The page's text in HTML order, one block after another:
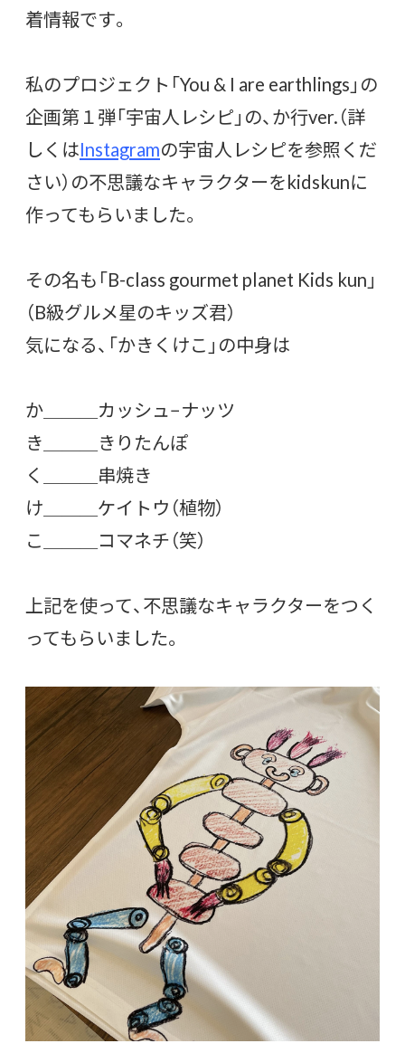
着情報です。
私のプロジェクト「You & I are earthlings」の
企画第１弾「宇宙人レシピ」の、か行ver.（詳
しくはInstagramの宇宙人レシピを参照くだ
さい）の不思議なキャラクターをkidskunに
作ってもらいました。
その名も「B-class gourmet planet Kids kun」
（B級グルメ星のキッズ君）
気になる、「かきくけこ」の中身は
か＿＿＿カッシュ−ナッツ
き＿＿＿きりたんぽ
く＿＿＿串焼き
け＿＿＿ケイトウ（植物）
こ＿＿＿コマネチ（笑）
上記を使って、不思議なキャラクターをつく
ってもらいました。